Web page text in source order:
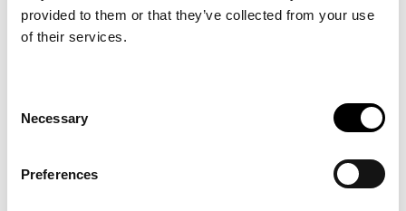
provided to them or that they’ve collected from your use
of their services.
Selection
Necessary
Preferences
MITÄ ME TEEMME